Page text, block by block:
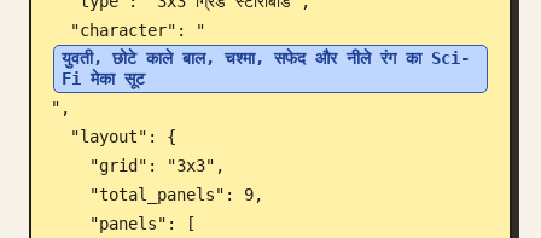
ब्लॉग
अपडेट
  "character": "
युवती, छोटे काले बाल, चश्मा, सफेद और नीले रंग का Sci-
Fi मेका सूट
",